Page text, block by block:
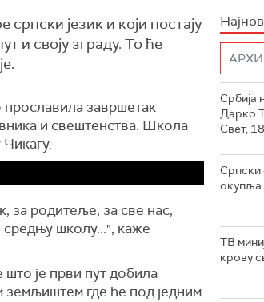
језик и који постају
и своју зграду. То ће
прославила завршетак
и свештенства. Школа
за родитеље, за све нас,
школу..."; каже
што је први пут добила
земљиштем где ће под једним
Србија
Дарко
Свет,
Српски
окупља
ТВ
крову